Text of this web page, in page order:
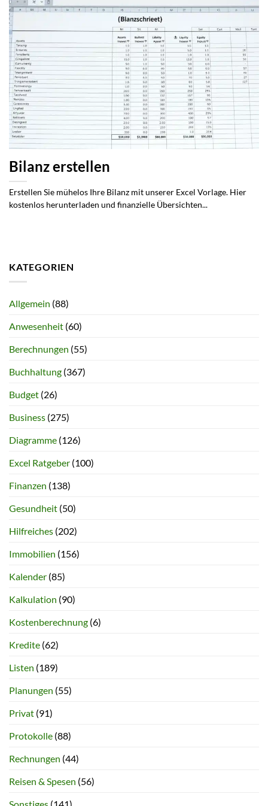
Bilanz erstellen
Erstellen Sie mühelos Ihre Bilanz mit unserer Excel Vorlage. Hier
kostenlos herunterladen und finanzielle Übersichten...
KATEGORIEN
Allgemein (88)
Anwesenheit (60)
Berechnungen (55)
Buchhaltung (367)
Budget (26)
Business (275)
Diagramme (126)
Excel Ratgeber (100)
Finanzen (138)
Gesundheit (50)
Hilfreiches (202)
Immobilien (156)
Kalender (85)
Kalkulation (90)
Kostenberechnung (6)
Kredite (62)
Listen (189)
Planungen (55)
Privat (91)
Protokolle (88)
Rechnungen (44)
Reisen & Spesen (56)